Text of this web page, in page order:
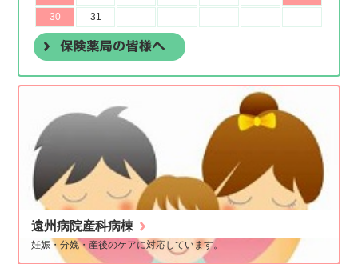
遠州病院産科病棟
妊娠・分娩・産後のケアに対応しています。